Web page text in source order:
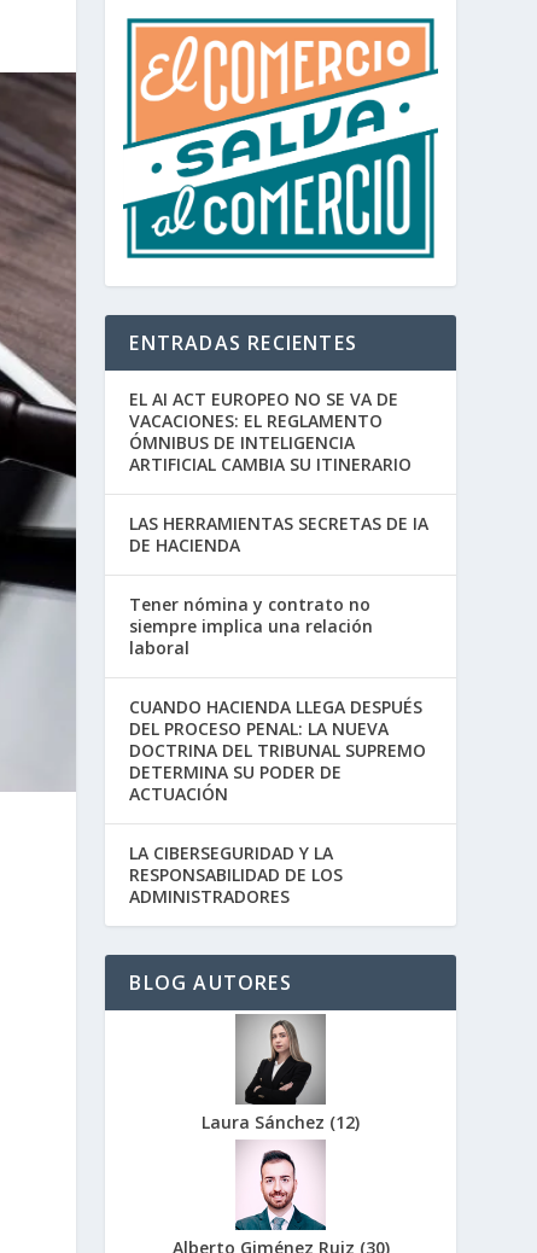
ENTRADAS RECIENTES
EL AI ACT EUROPEO NO SE VA DE
VACACIONES: EL REGLAMENTO
ÓMNIBUS DE INTELIGENCIA
ARTIFICIAL CAMBIA SU ITINERARIO
LAS HERRAMIENTAS SECRETAS DE IA
DE HACIENDA
Tener nómina y contrato no
siempre implica una relación
laboral
CUANDO HACIENDA LLEGA DESPUÉS
DEL PROCESO PENAL: LA NUEVA
DOCTRINA DEL TRIBUNAL SUPREMO
DETERMINA SU PODER DE
ACTUACIÓN
LA CIBERSEGURIDAD Y LA
RESPONSABILIDAD DE LOS
ADMINISTRADORES
BLOG AUTORES
Laura Sánchez (12)
Alberto Giménez Ruiz (30)